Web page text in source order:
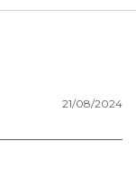
21/08/2024